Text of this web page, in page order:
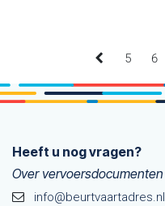
5 6
Heeft u nog vragen?
Over vervoersdocumenten
info@beurtvaartadres.nl